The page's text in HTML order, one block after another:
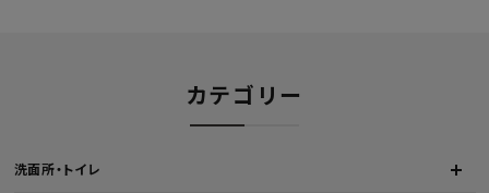
カテゴリー
洗面所・トイレ